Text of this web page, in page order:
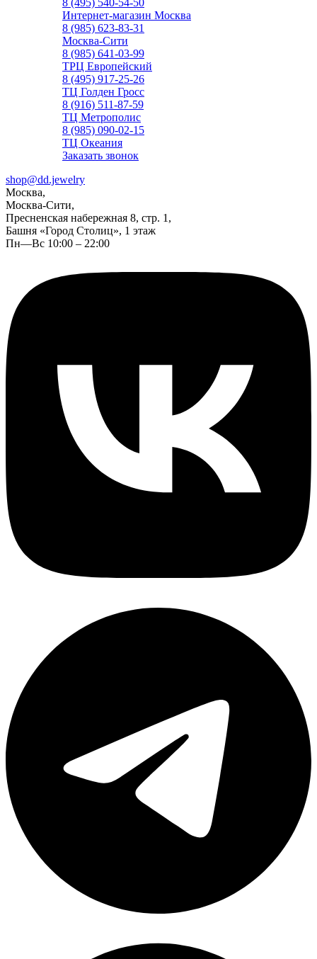
8 (495) 540-54-50
Интернет-магазин Москва
8 (985) 623-83-31
Москва-Сити
8 (985) 641-03-99
ТРЦ Европейский
8 (495) 917-25-26
ТЦ Голден Гросс
8 (916) 511-87-59
ТЦ Метрополис
8 (985) 090-02-15
ТЦ Океания
Заказать звонок
shop@dd.jewelry
Москва,
Москва-Сити,
Пресненская набережная 8, стр. 1,
Башня «Город Столиц», 1 этаж
Пн—Вс 10:00 – 22:00